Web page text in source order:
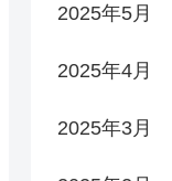
2025年5月
2025年4月
2025年3月